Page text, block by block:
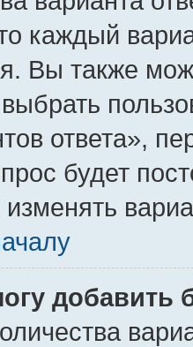
каждый
Вы также
ответа»,
будет
изменять
добавить